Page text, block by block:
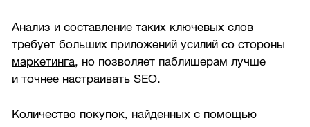
Анализ и составление таких ключевых слов
требует больших приложений усилий со стороны
маркетинга, но позволяет паблишерам лучше
и точнее настраивать SEO.
Количество покупок, найденных с помощью